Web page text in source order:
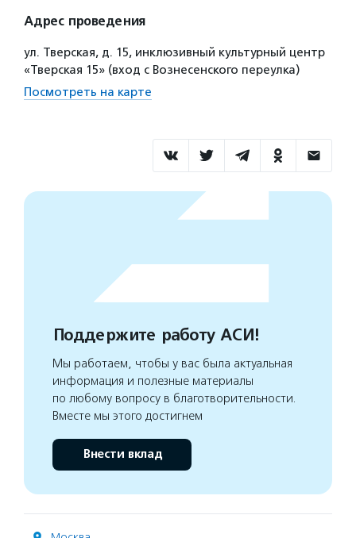
Адрес проведения
ул. Тверская, д. 15, инклюзивный культурный центр
«Тверская 15» (вход с Вознесенского переулка)
Посмотреть на карте
Поддержите работу АСИ!
Мы работаем, чтобы у вас была актуальная
информация и полезные материалы
по любому вопросу в благотворительности.
Вместе мы этого достигнем
Внести вклад